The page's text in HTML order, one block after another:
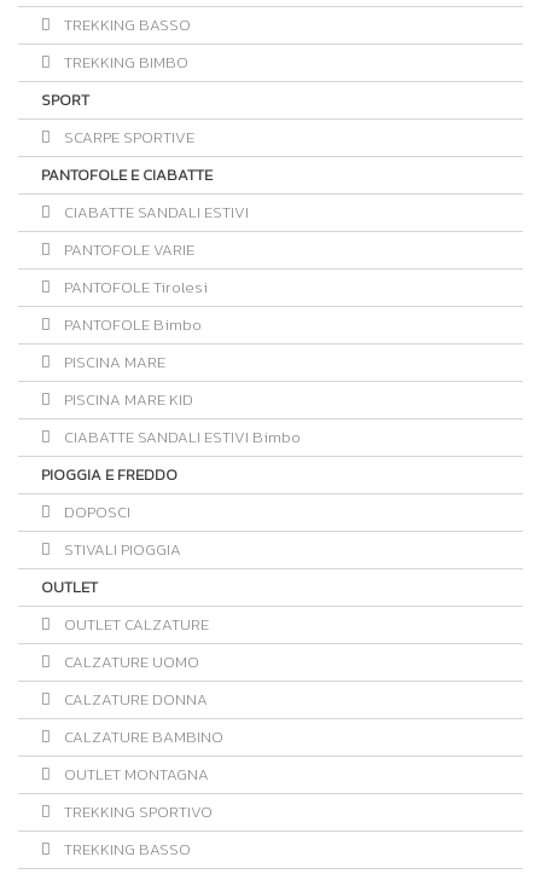
TREKKING BASSO
TREKKING BIMBO
SPORT
SCARPE SPORTIVE
PANTOFOLE E CIABATTE
CIABATTE SANDALI ESTIVI
PANTOFOLE VARIE
PANTOFOLE Tirolesi
PANTOFOLE Bimbo
PISCINA MARE
PISCINA MARE KID
CIABATTE SANDALI ESTIVI Bimbo
PIOGGIA E FREDDO
DOPOSCI
STIVALI PIOGGIA
OUTLET
OUTLET CALZATURE
CALZATURE UOMO
CALZATURE DONNA
CALZATURE BAMBINO
OUTLET MONTAGNA
TREKKING SPORTIVO
TREKKING BASSO